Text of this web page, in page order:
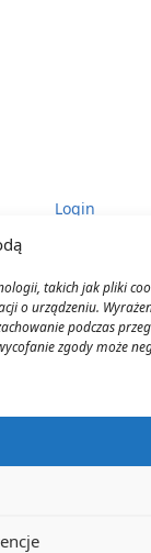
takich jak pliki
o urządzeniu.
podczas
zgody może
Login